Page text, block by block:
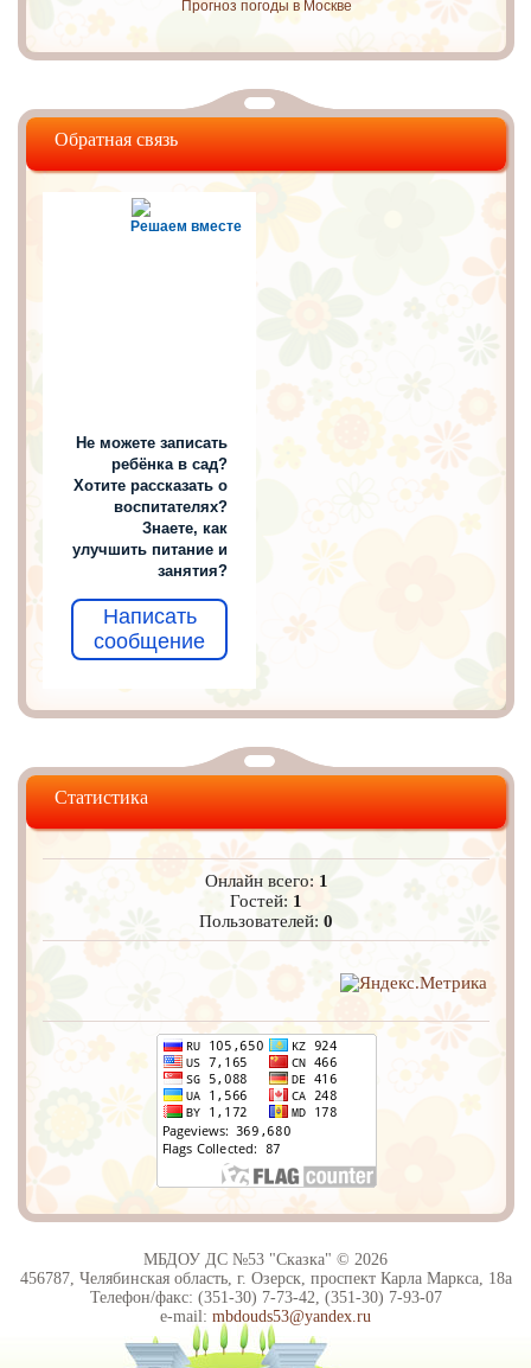
Прогноз погоды в Москве
Обратная связь
Решаем вместе
Не можете записать
ребёнка в сад?
Хотите рассказать о
воспитателях?
Знаете, как
улучшить питание и
занятия?
Написать
сообщение
Статистика
Онлайн всего: 1
Гостей: 1
Пользователей:0
МБДОУ ДС №53 "Сказка" © 2026
456787, Челябинская область, г. Озерск, проспект Карла Маркса, 18а
Телефон/факс: (351-30) 7-73-42, (351-30) 7-93-07
e-mail: mbdouds53@yandex.ru